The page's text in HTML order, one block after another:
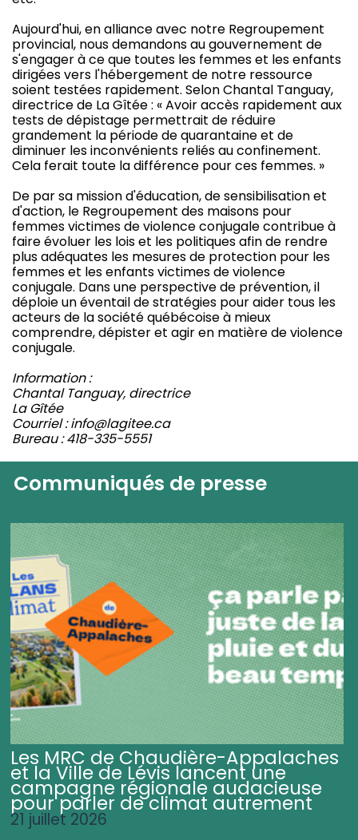
Aujourd'hui, en alliance avec notre Regroupement
provincial, nous demandons au gouvernement de
s'engager à ce que toutes les femmes et les enfants
dirigées vers l'hébergement de notre ressource
soient testées rapidement. Selon Chantal Tanguay,
directrice de La Gîtée : « Avoir accès rapidement aux
tests de dépistage permettrait de réduire
grandement la période de quarantaine et de
diminuer les inconvénients reliés au confinement.
Cela ferait toute la différence pour ces femmes. »
De par sa mission d'éducation, de sensibilisation et
d'action, le Regroupement des maisons pour
femmes victimes de violence conjugale contribue à
faire évoluer les lois et les politiques afin de rendre
plus adéquates les mesures de protection pour les
femmes et les enfants victimes de violence
conjugale. Dans une perspective de prévention, il
déploie un éventail de stratégies pour aider tous les
acteurs de la société québécoise à mieux
comprendre, dépister et agir en matière de violence
conjugale.
Information :
Chantal Tanguay, directrice
La Gîtée
Courriel : info@lagitee.ca
Bureau : 418-335-5551
Communiqués de presse
Les MRC de Chaudière-Appalaches
et la Ville de Lévis lancent une
campagne régionale audacieuse
pour parler de climat autrement
21 juillet 2026